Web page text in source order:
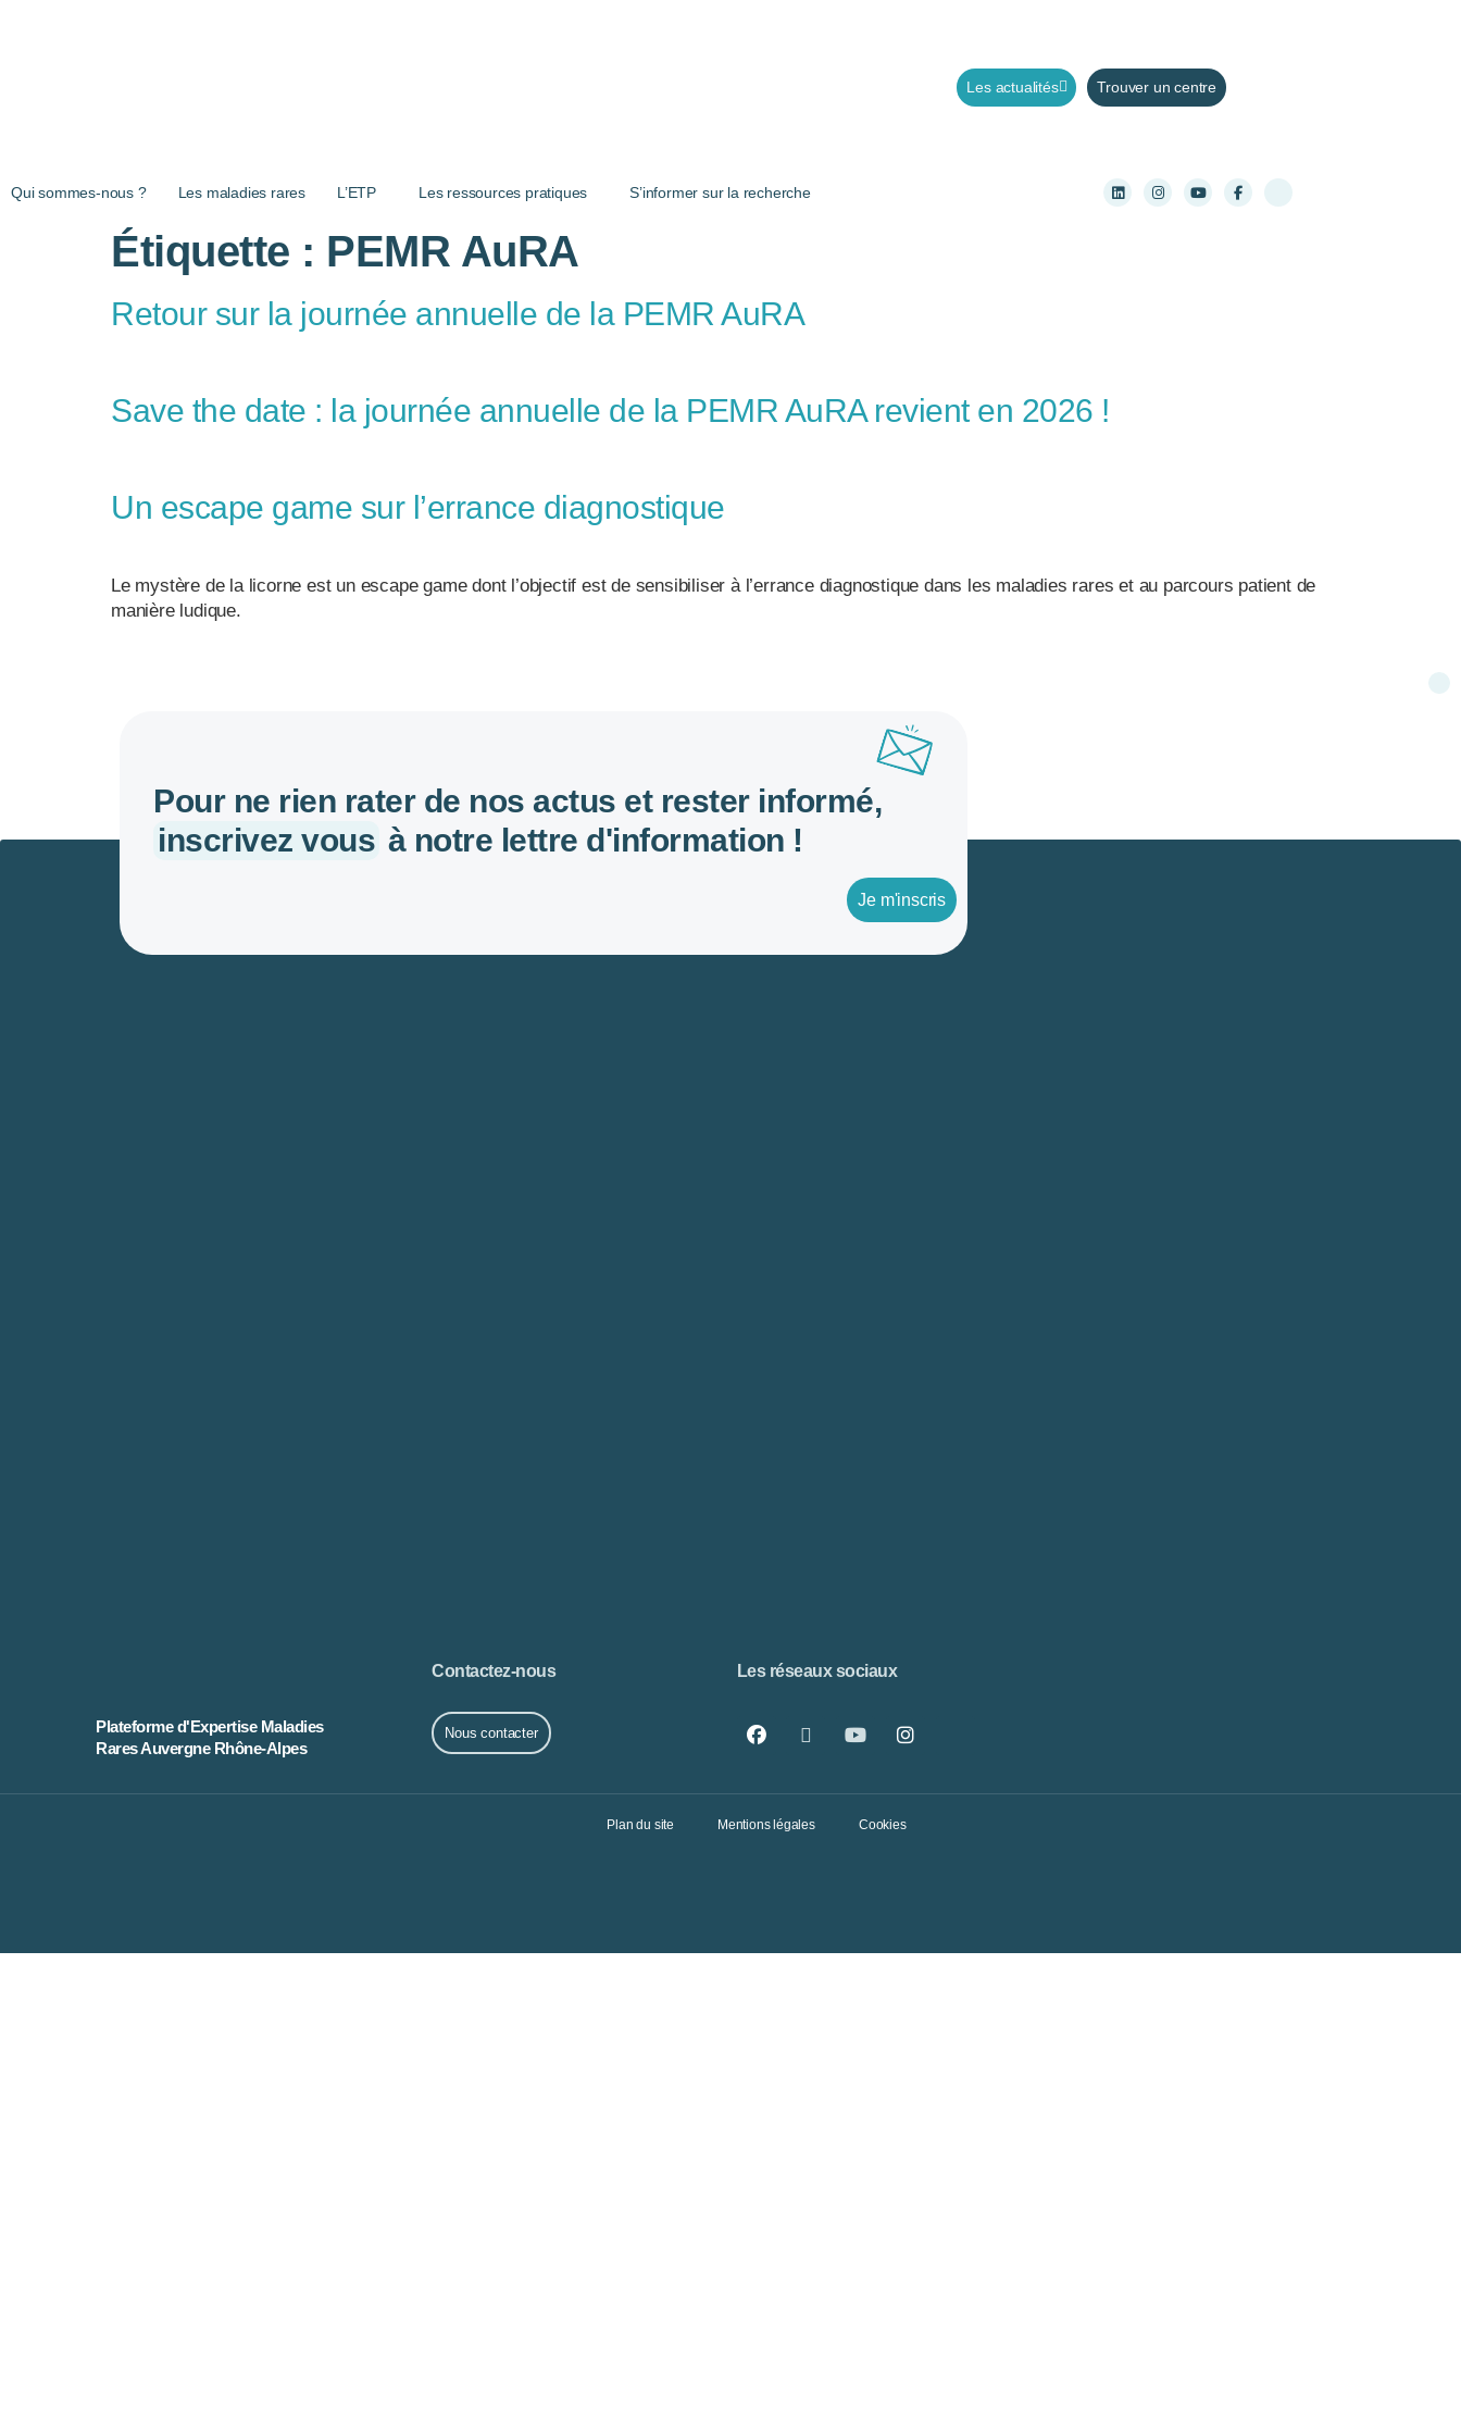
Les actualités Trouver un centre
Qui sommes-nous ? Les maladies rares L’ETP Les ressources pratiques S’informer sur la recherche
Étiquette : PEMR AuRA
Retour sur la journée annuelle de la PEMR AuRA
Save the date : la journée annuelle de la PEMR AuRA revient en 2026 !
Un escape game sur l’errance diagnostique
Le mystère de la licorne est un escape game dont l’objectif est de sensibiliser à l’errance diagnostique dans les maladies rares et au parcours patient de
manière ludique.
Pour ne rien rater de nos actus et rester informé,
inscrivez vous à notre lettre d'information !
Je m'inscris
Plateforme d'Expertise Maladies
Rares Auvergne Rhône-Alpes
Contactez-nous
Nous contacter
Les réseaux sociaux
Plan du site Mentions légales Cookies